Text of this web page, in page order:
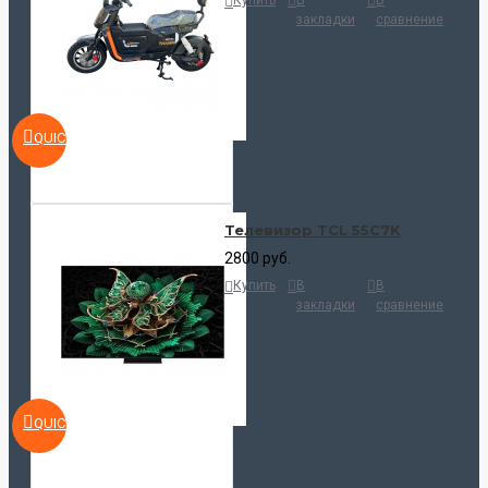
QUICKVIEW
закладки
сравнение
QUICKVIEW
Телевизор TCL 55C7K
2800 руб.
Купить
В
закладки
В
сравнение